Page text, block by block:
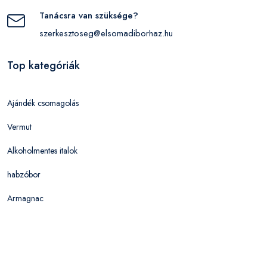
Tanácsra van szüksége?
szerkesztoseg@elsomadiborhaz.hu
Top kategóriák
Ajándék csomagolás
Vermut
Alkoholmentes italok
habzóbor
Armagnac